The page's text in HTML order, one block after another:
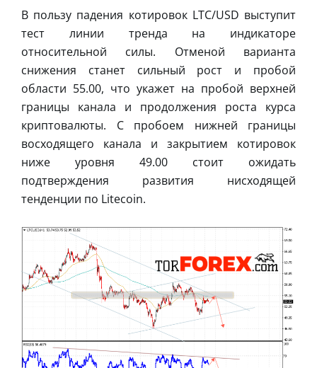
В пользу падения котировок LTC/USD выступит
тест линии тренда на индикаторе
относительной силы. Отменой варианта
снижения станет сильный рост и пробой
области 55.00, что укажет на пробой верхней
границы канала и продолжения роста курса
криптовалюты. С пробоем нижней границы
восходящего канала и закрытием котировок
ниже уровня 49.00 стоит ожидать
подтверждения развития нисходящей
тенденции по Litecoin.